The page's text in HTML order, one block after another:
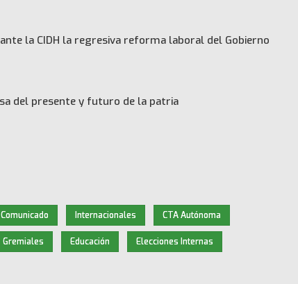
la CIDH la regresiva reforma laboral del Gobierno
del presente y futuro de la patria
Comunicado Internacionales CTA Autónoma
Gremiales Educación Elecciones Internas